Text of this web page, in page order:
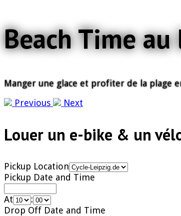
Beach Time
Manger une glace et profiter de la plage
Previous
Next
Louer un e-bike & un
Pickup Location
Pickup Date and Time
At
:
Drop Off Date and Time